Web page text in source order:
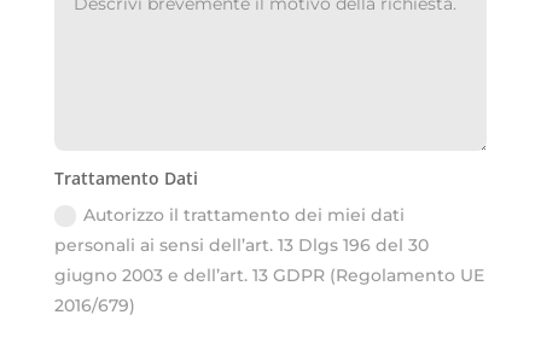
Trattamento Dati
Autorizzo il trattamento dei miei dati
personali ai sensi dell’art. 13 Dlgs 196 del 30
giugno 2003 e dell’art. 13 GDPR (Regolamento UE
2016/679)